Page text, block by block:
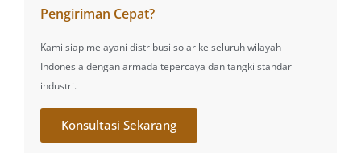
Pengiriman Cepat?
Kami siap melayani distribusi solar ke seluruh wilayah
Indonesia dengan armada tepercaya dan tangki standar
industri.
Konsultasi Sekarang